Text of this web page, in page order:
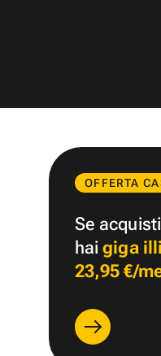
OFFERTA
Se
haigiga
23,95 €/